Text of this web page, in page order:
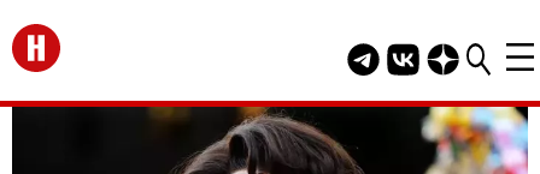
Перейти на главную
Telegram канал
Группа HELLO
Канал